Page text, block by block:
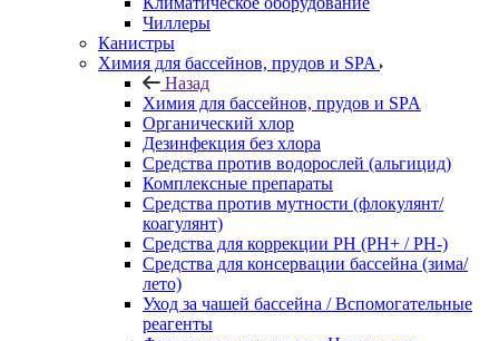
Чиллеры
Канистры
Химия для бассейнов, прудов и SPA
Назад
Химия для бассейнов, прудов и SPA
Органический хлор
Дезинфекция без хлора
Средства против водорослей (альгицид)
Комплексные препараты
Средства против мутности (флокулянт/
коагулянт)
Средства для коррекции PH (PH+ / PH-)
Средства для консервации бассейна (зима/
лето)
Уход за чашей бассейна / Вспомогательные
реагенты